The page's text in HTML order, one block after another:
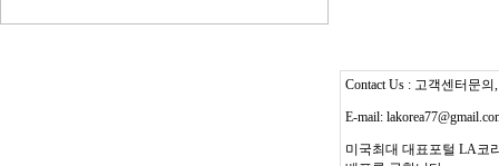
Contact Us : 고객센터문의
E-mail:
미국최대 대표포털 LA코